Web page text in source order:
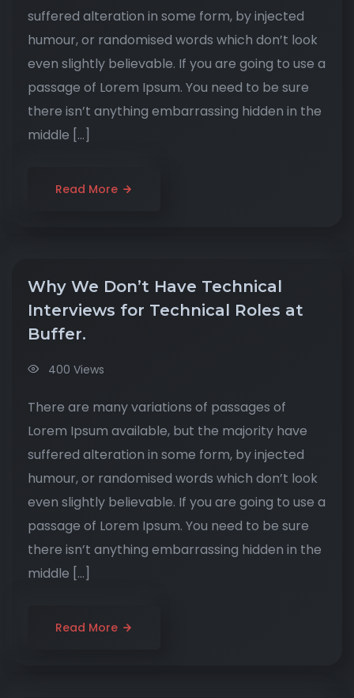
suffered alteration in some form, by injected
humour, or randomised words which don’t look
even slightly believable. If you are going to use a
passage of Lorem Ipsum. You need to be sure
there isn’t anything embarrassing hidden in the
middle […]
Read More
Why We Don’t Have Technical
Interviews for Technical Roles at
Buffer.
400 Views
There are many variations of passages of
Lorem Ipsum available, but the majority have
suffered alteration in some form, by injected
humour, or randomised words which don’t look
even slightly believable. If you are going to use a
passage of Lorem Ipsum. You need to be sure
there isn’t anything embarrassing hidden in the
middle […]
Read More